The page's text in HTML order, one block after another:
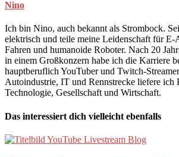
Nino
Ich bin Nino, auch bekannt als Strombock.
elektrisch und teile meine Leidenschaft für E-
Fahren und humanoide Roboter. Nach 20
in einem Großkonzern habe ich die Karriere
hauptberuflich YouTuber und Twitch-
Autoindustrie, IT und Rennstrecke liefere ich
Technologie, Gesellschaft und Wirtschaft.
Das interessiert dich vielleicht ebenfalls